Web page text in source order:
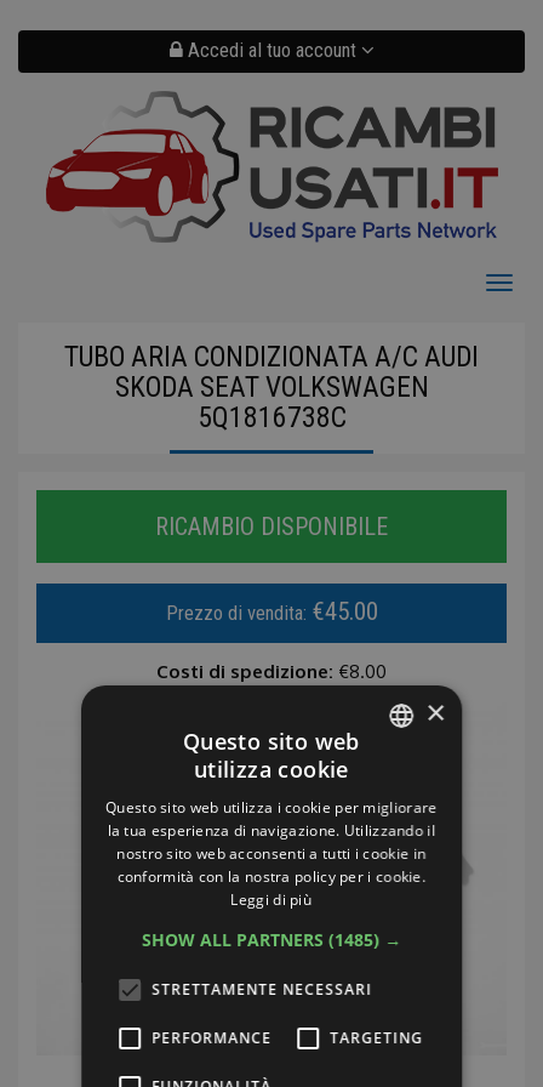
contenuto
Accedi al tuo account
TUBO ARIA CONDIZIONATA A/C AUDI
SKODA SEAT VOLKSWAGEN
5Q1816738C
RICAMBIO DISPONIBILE
Prezzo di vendita: €45.00
Costi di spedizione: €8.00
ENGLISH
GERMAN
×
Questo sito web
utilizza cookie
Questo sito web utilizza i cookie per migliorare
la tua esperienza di navigazione. Utilizzando il
nostro sito web acconsenti a tutti i cookie in
conformità con la nostra policy per i cookie.
Leggi di più
SHOW ALL PARTNERS (1485) →
STRETTAMENTE NECESSARI
PERFORMANCE TARGETING